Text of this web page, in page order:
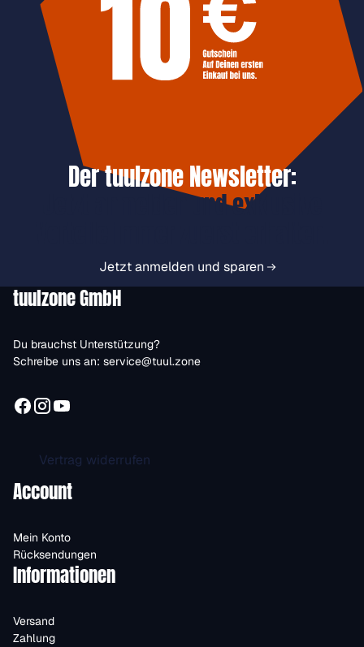
Der tuulzone Newsletter:
Jetzt anmelden und exklusive
Jetzt anmelden und sparen
tuulzone GmbH
Du brauchst Unterstützung?
Schreibe uns an: service@tuul.zone
Vertrag widerrufen
Account
Mein Konto
Rücksendungen
Informationen
Versand
Zahlung